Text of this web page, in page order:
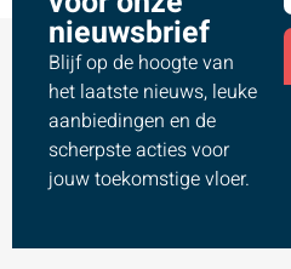
nieuwsbrief
Blijf op de hoogte van
het laatste nieuws, leuke
aanbiedingen en de
scherpste acties voor
jouw toekomstige vloer.